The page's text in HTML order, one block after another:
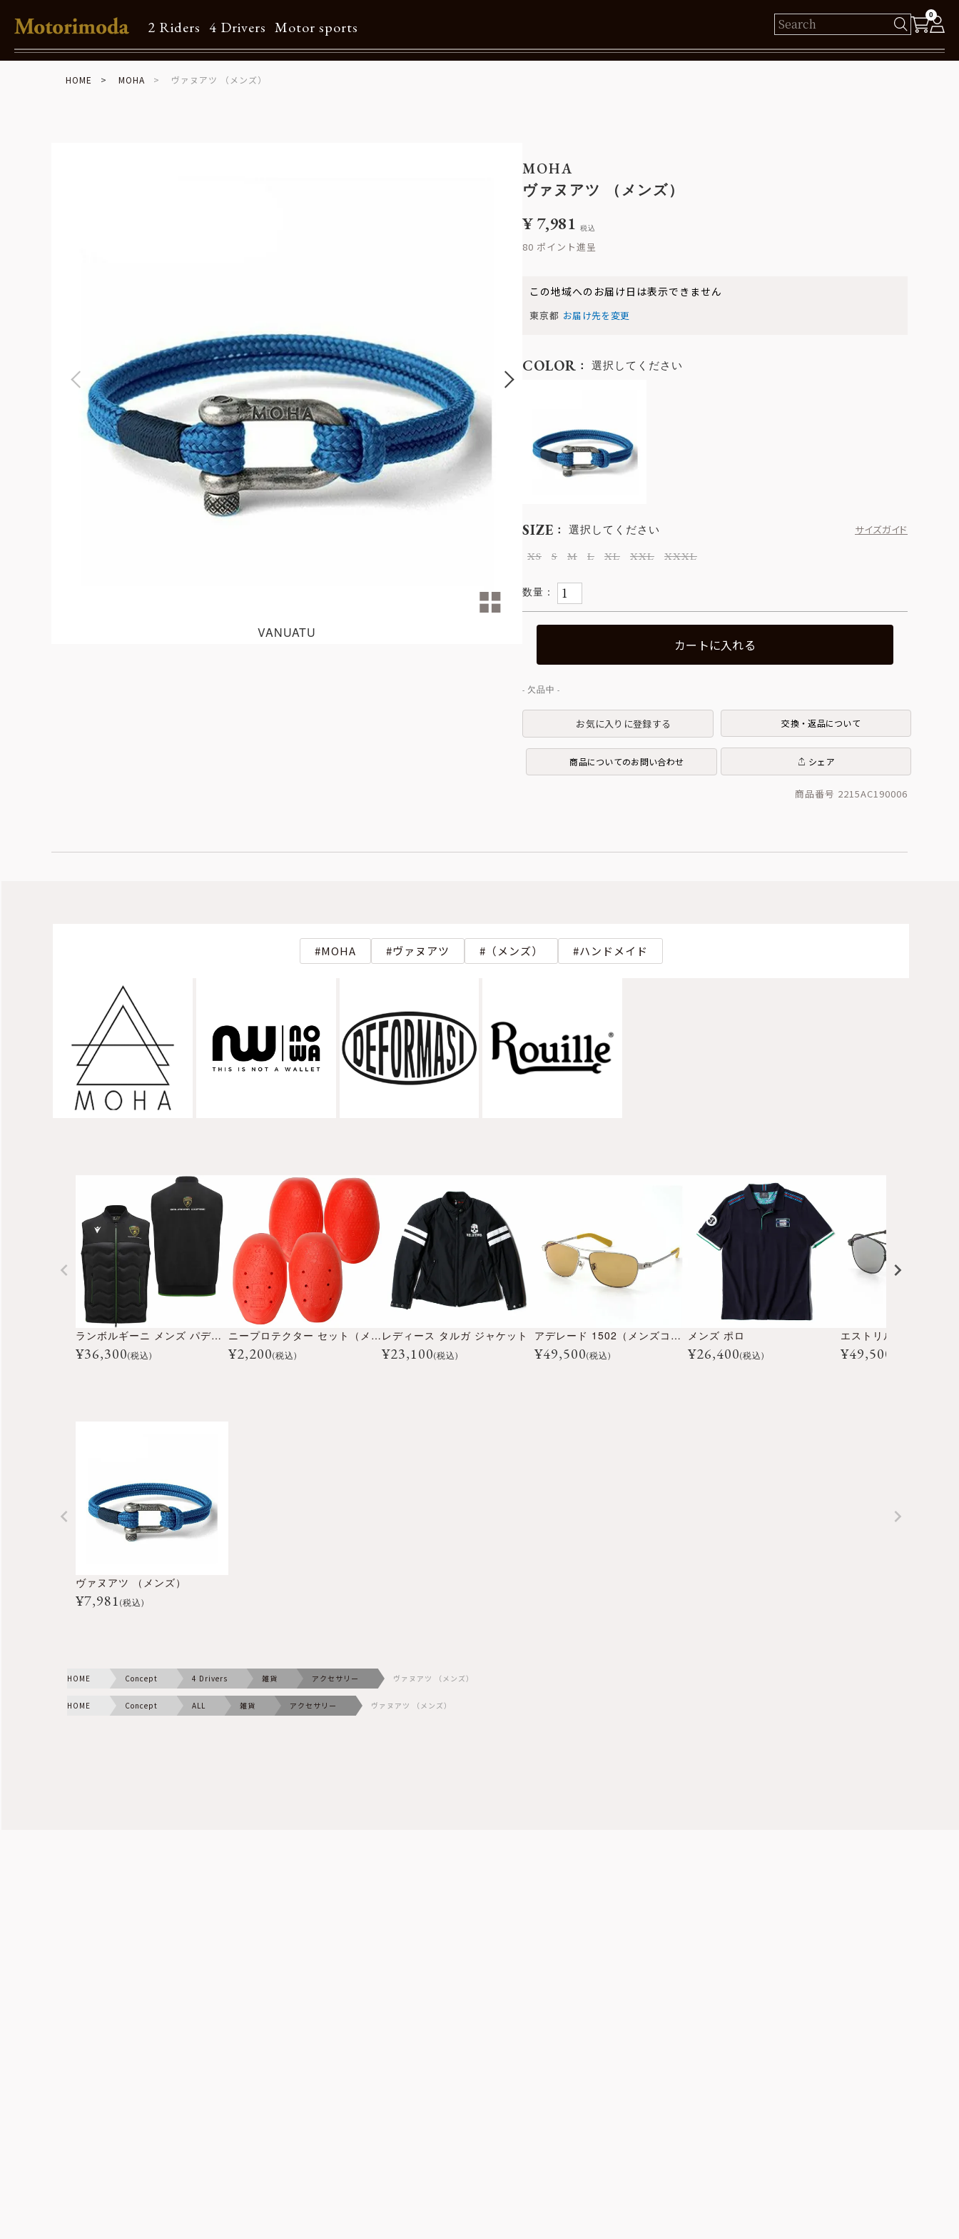
2 Riders 4 Drivers Motor sports
0
Shop Info
メルマガ購読
HOME MOHA ヴァヌアツ （メンズ）
VANUATU
MOHA
ヴァヌアツ （メンズ）
¥7,981 税込
80
この地域へのお届け日は表示できません
東京都 お届け先を変更
SIZE 選択してください
サイズガイド
XS
S M L XL XXL XXXL
COLOR 選択してください
カートに入れる
お気に入りに登録する 交換・返品について
商品についてのお問い合わせ シェア
商品番号 2215AC190006
MOHA ヴァヌアツ （メンズ） ハンドメイド
ランボルギーニ メンズ パデッドベスト
¥36,300(税込)
ニープロテクター セット（メンズ）
¥2,200(税込)
レディース タルガ ジャケット
¥23,100(税込)
アデレード 1502（メンズコレクション）
¥49,500(税込)
メンズ ポロ
¥26,400(税込) ¥49,500
ヴァヌアツ （メンズ）
¥7,981(税込)
HOME Concept 4 Drivers 雑貨 アクセサリー ヴァヌアツ （メンズ）
HOME Concept ALL 雑貨 アクセサリー ヴァヌアツ （メンズ）